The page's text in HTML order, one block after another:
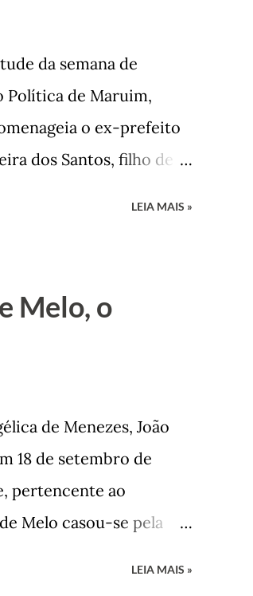
da semana de
Política de Maruim,
o ex-prefeito
dos Santos, filho de
o trabalho em
comércio foi garçon,
“Ao contrário
fora de seu horário
LEIA MAIS »
Melo, o
de Menezes, João
18 de setembro de
pertencente ao
Melo casou-se pela
LEIA MAIS »